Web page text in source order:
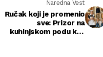
Naredna Vest
Ručak koji je promenio
sve: Prizor na
kuhinjskom podu koji